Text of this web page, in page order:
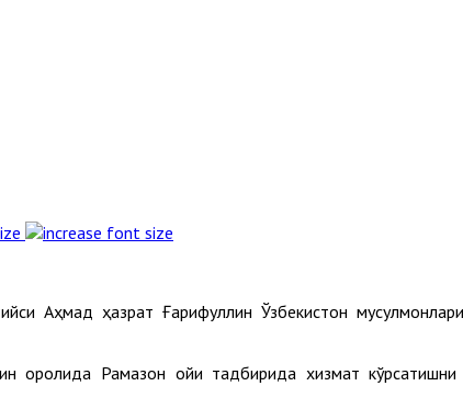
Aҳмад ҳазрат Ғарифуллин Ўзбекистон
оролида Рамазон ойи тадбирида хизмат